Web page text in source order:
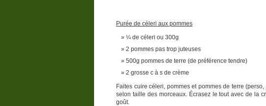
Purée de céleri aux pommes
¼ de céleri ou 300g
2 pommes pas trop juteuses
500g pommes de terre (de préférence tendre)
2 grosse c à s de crème
Faites cuire céleri, pommes et pommes de terre
selon taille des morceaux. Écrasez le tout avec de la
goût.